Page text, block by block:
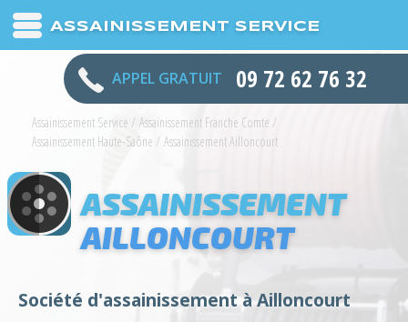
ASSAINISSEMENT SERVICE
APPEL GRATUIT 09 72 62 76 32
Assainissement Service / Assainissement Franche Comte /
Assainissement Haute-Saône / Assainissement Ailloncourt
ASSAINISSEMENT
AILLONCOURT
Société d'assainissement à Ailloncourt